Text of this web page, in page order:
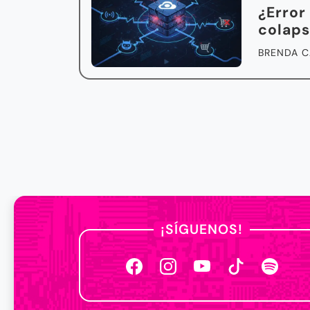
BRENDA
¡SÍGUENOS!